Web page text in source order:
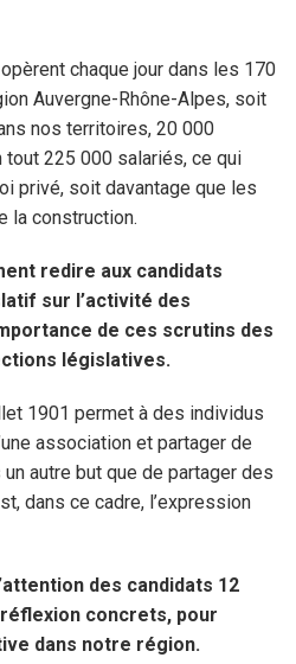
chaque jour dans les 170
Auvergne-Rhône-Alpes, soit
nos territoires, 20 000
225 000 salariés, ce qui
privé, soit davantage que les
la construction.
redire aux candidats
sur l’activité des
de ces scrutins des
législatives.
1901 permet à des individus
association et partager de
autre but que de partager des
dans ce cadre, l’expression
des candidats 12
concrets, pour
dans notre région.